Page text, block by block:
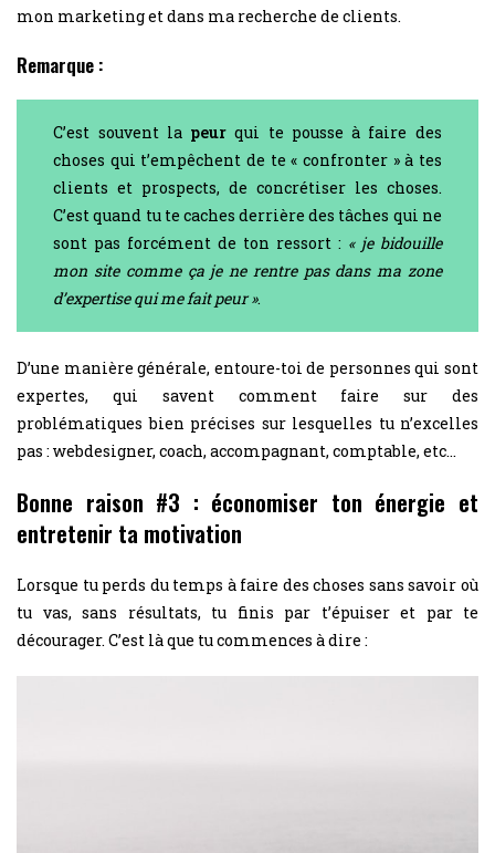
mon marketing et dans ma recherche de clients.
Remarque :
C’est souvent la peur qui te pousse à faire des
choses qui t’empêchent de te « confronter » à tes
clients et prospects, de concrétiser les choses.
C’est quand tu te caches derrière des tâches qui ne
sont pas forcément de ton ressort : « je bidouille
mon site comme ça je ne rentre pas dans ma zone
d’expertise qui me fait peur ».
D’une manière générale, entoure-toi de personnes qui sont
expertes, qui savent comment faire sur des
problématiques bien précises sur lesquelles tu n’excelles
pas : webdesigner, coach, accompagnant, comptable, etc…
Bonne raison #3 : économiser ton énergie et
entretenir ta motivation
Lorsque tu perds du temps à faire des choses sans savoir où
tu vas, sans résultats, tu finis par t’épuiser et par te
décourager. C’est là que tu commences à dire :